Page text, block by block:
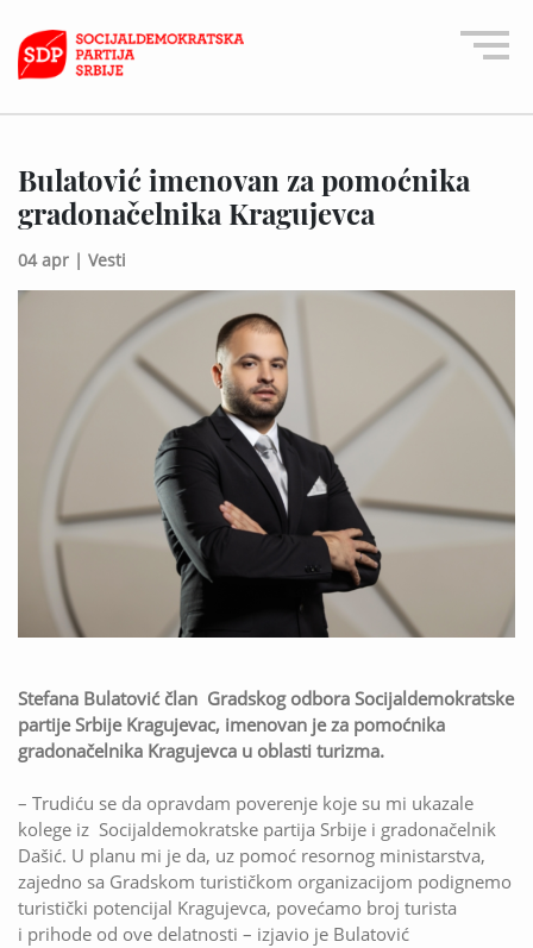
Bulatović imenovan za pomoćnika
gradonačelnika Kragujevca
04 apr | Vesti
Stefana Bulatović član Gradskog odbora Socijaldemokratske
partije Srbije Kragujevac, imenovan je za pomoćnika
gradonačelnika Kragujevca u oblasti turizma.
– Trudiću se da opravdam poverenje koje su mi ukazale
kolege iz Socijaldemokratske partija Srbije i gradonačelnik
Dašić. U planu mi je da, uz pomoć resornog ministarstva,
zajedno sa Gradskom turističkom organizacijom podignemo
turistički potencijal Kragujevca, povećamo broj turista
i prihode od ove delatnosti – izjavio je Bulatović